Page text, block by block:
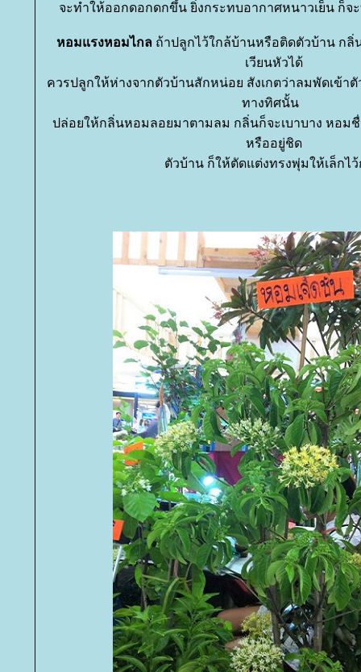
จะทำให้ออกดอกดกขึ้น ยิ่งกระทบอากาศหนาวเย็น ก็
หอมแรงหอมไกล ถ้าปลูกไว้ใกล้บ้านหรือติดตัวบ้าน ก
เวียนหัวได้
ควรปลูกให้ห่างจากตัวบ้านสักหน่อย สังเกตว่าลมพัดเข้า
ทางทิศนั้น
ปล่อยให้กลิ่นหอมลอยมาตามลม กลิ่นก็จะเบาบาง หอม
หรืออยู่ชิด
ตัวบ้าน ก็ให้ตัดแต่งทรงพุ่มให้เล็กไ